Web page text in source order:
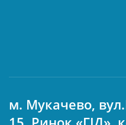
м. Мукачево,